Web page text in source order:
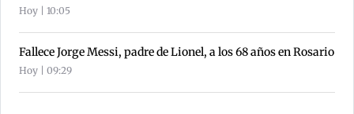
Hoy | 10:05
Fallece Jorge Messi, padre de Lionel, a los 68 años en Rosario
Hoy | 09:29